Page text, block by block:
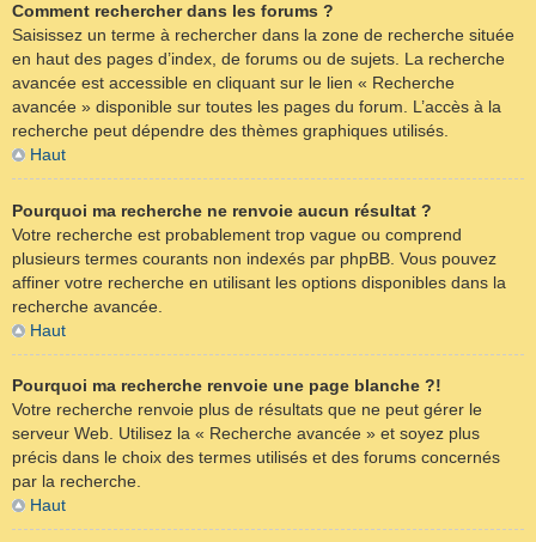
Comment rechercher dans les forums ?
Saisissez un terme à rechercher dans la zone de recherche située
en haut des pages d’index, de forums ou de sujets. La recherche
avancée est accessible en cliquant sur le lien « Recherche
avancée » disponible sur toutes les pages du forum. L’accès à la
recherche peut dépendre des thèmes graphiques utilisés.
Haut
Pourquoi ma recherche ne renvoie aucun résultat ?
Votre recherche est probablement trop vague ou comprend
plusieurs termes courants non indexés par phpBB. Vous pouvez
affiner votre recherche en utilisant les options disponibles dans la
recherche avancée.
Haut
Pourquoi ma recherche renvoie une page blanche ?!
Votre recherche renvoie plus de résultats que ne peut gérer le
serveur Web. Utilisez la « Recherche avancée » et soyez plus
précis dans le choix des termes utilisés et des forums concernés
par la recherche.
Haut